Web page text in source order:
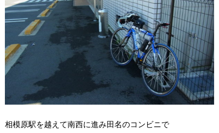
相模原駅を越えて南西に進み田名のコンビニで